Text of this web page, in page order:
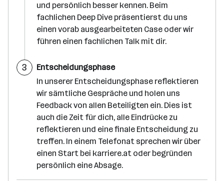
und persönlich besser kennen. Beim
fachlichen Deep Dive präsentierst du uns
einen vorab ausgearbeiteten Case oder wir
führen einen fachlichen Talk mit dir.
S
c
3
Entscheidungsphase
In unserer Entscheidungsphase reflektieren
wir sämtliche Gespräche und holen uns
Feedback von allen Beteiligten ein. Dies ist
auch die Zeit für dich, alle Eindrücke zu
reflektieren und eine finale Entscheidung zu
treffen. In einem Telefonat sprechen wir über
einen Start bei karriere.at oder begründen
persönlich eine Absage.